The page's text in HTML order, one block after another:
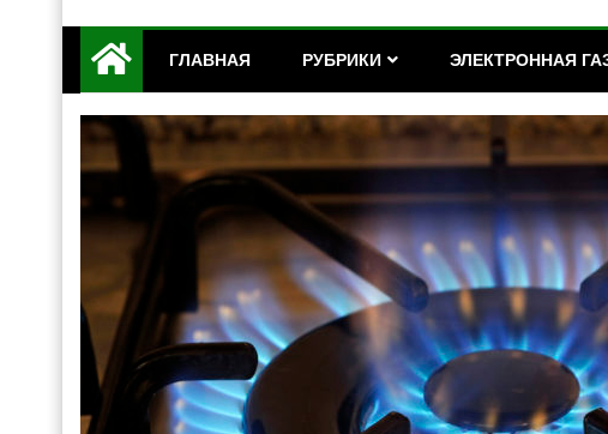
"Дружба" — газета
ГЛАВНАЯ РУБРИКИ ЭЛЕКТРОННАЯ